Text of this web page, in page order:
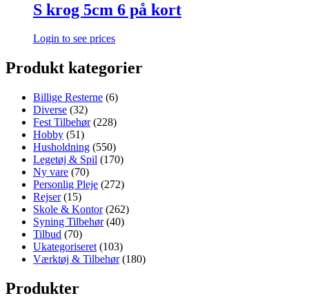
S krog 5cm 6 på kort
Login to see prices
Produkt kategorier
Billige Resterne (6)
Diverse (32)
Fest Tilbehør (228)
Hobby (51)
Husholdning (550)
Legetøj & Spil (170)
Ny vare (70)
Personlig Pleje (272)
Rejser (15)
Skole & Kontor (262)
Syning Tilbehør (40)
Tilbud (70)
Ukategoriseret (103)
Værktøj & Tilbehør (180)
Produkter